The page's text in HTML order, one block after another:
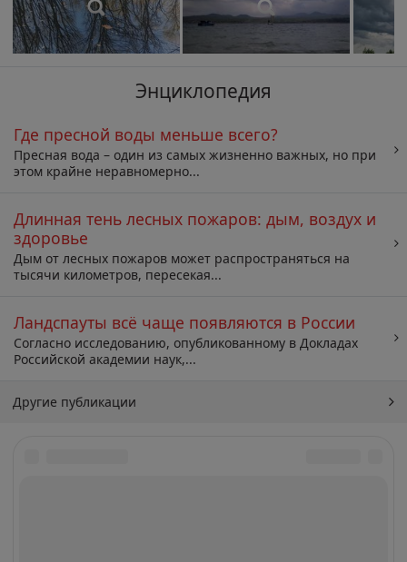
Энциклопедия
Где пресной воды меньше всего?
Пресная вода – один из самых жизненно важных, но при
этом крайне неравномерно...
Длинная тень лесных пожаров: дым, воздух и
здоровье
Дым от лесных пожаров может распространяться на
тысячи километров, пересекая...
Ландспауты всё чаще появляются в России
Согласно исследованию, опубликованному в Докладах
Российской академии наук,...
Другие публикации